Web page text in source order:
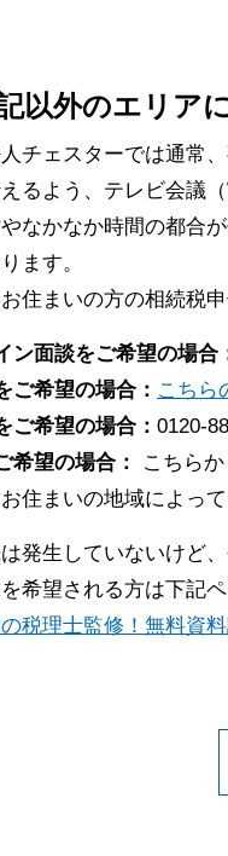
以外のエリア
チェスターでは通常
るよう、テレビ会議
なかなか時間の都合
ます。
住まいの方の相続税
ン面談をご希望の場合
ご希望の場合： こちら
ご希望の場合： 0120-
希望の場合：
こちら
住まいの地域によっ
発生していないけど
希望される方は下記
税理士監修！無料資